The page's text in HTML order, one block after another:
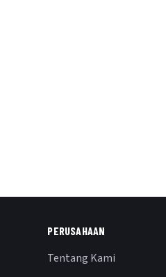
PERUSAHAAN
Tentang Kami